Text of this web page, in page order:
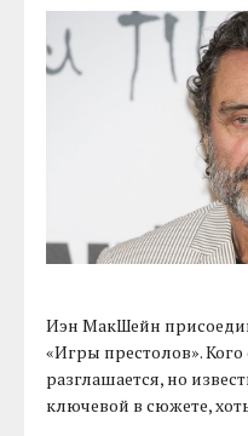
Иэн МакШейн
«Игры престолов». Кого
разглашается, но
ключевой в сюжете,